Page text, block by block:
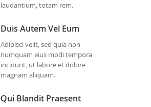
laudantium, totam rem.
Duis Autem Vel Eum
Adipisci velit, sed quia non
numquam eius modi tempora
incidunt, ut labore et dolore
magnam aliquam.
Qui Blandit Praesent